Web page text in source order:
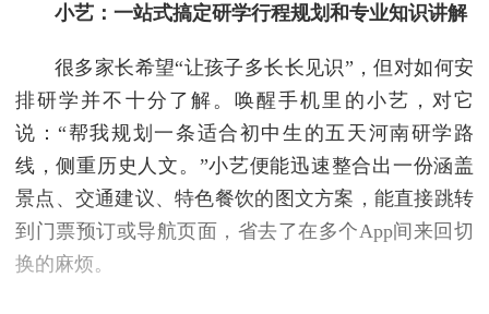
小艺：一站式搞定研学行程规划和专业知识讲解
很多家长希望“让孩子多长长见识”，但对如何安
排研学并不十分了解。唤醒手机里的小艺，对它
说：“帮我规划一条适合初中生的五天河南研学路
线，侧重历史人文。”小艺便能迅速整合出一份涵盖
景点、交通建议、特色餐饮的图文方案，能直接跳转
到门票预订或导航页面，省去了在多个App间来回切
换的麻烦。